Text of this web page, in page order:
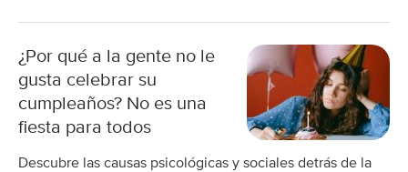
¿Por qué a la gente no le
gusta celebrar su
cumpleaños? No es una
fiesta para todos
Descubre las causas psicológicas y sociales detrás de la